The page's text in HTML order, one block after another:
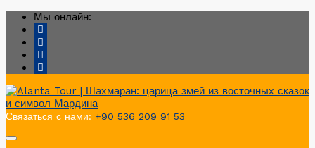
Мы онлайн:
Связаться с нами: +90 536 209 91 53